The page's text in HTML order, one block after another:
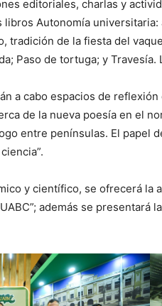
editoriales, charlas y
libros Autonomía
tradición de la fiesta del
Paso de tortuga; y
a cabo espacios de
de la nueva poesía en el
entre penínsulas. El papel
y científico, se ofrecerá la
además se